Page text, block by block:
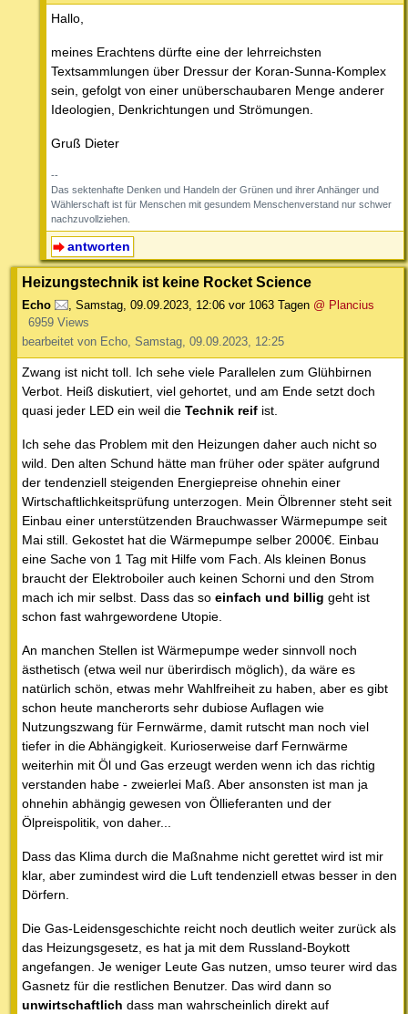
Hallo,
meines Erachtens dürfte eine der lehrreichsten
Textsammlungen über Dressur der Koran-Sunna-Komplex
sein, gefolgt von einer unüberschaubaren Menge anderer
Ideologien, Denkrichtungen und Strömungen.
Gruß Dieter
--
Das sektenhafte Denken und Handeln der Grünen und ihrer Anhänger und
Wählerschaft ist für Menschen mit gesundem Menschenverstand nur schwer
nachzuvollziehen.
antworten
Heizungstechnik ist keine Rocket Science
Echo , Samstag, 09.09.2023, 12:06 vor 1063 Tagen @ Plancius
6959 Views
bearbeitet von Echo, Samstag, 09.09.2023, 12:25
Zwang ist nicht toll. Ich sehe viele Parallelen zum Glühbirnen
Verbot. Heiß diskutiert, viel gehortet, und am Ende setzt doch
quasi jeder LED ein weil die Technik reif ist.
Ich sehe das Problem mit den Heizungen daher auch nicht so
wild. Den alten Schund hätte man früher oder später aufgrund
der tendenziell steigenden Energiepreise ohnehin einer
Wirtschaftlichkeitsprüfung unterzogen. Mein Ölbrenner steht seit
Einbau einer unterstützenden Brauchwasser Wärmepumpe seit
Mai still. Gekostet hat die Wärmepumpe selber 2000€. Einbau
eine Sache von 1 Tag mit Hilfe vom Fach. Als kleinen Bonus
braucht der Elektroboiler auch keinen Schorni und den Strom
mach ich mir selbst. Dass das so einfach und billig geht ist
schon fast wahrgewordene Utopie.
An manchen Stellen ist Wärmepumpe weder sinnvoll noch
ästhetisch (etwa weil nur überirdisch möglich), da wäre es
natürlich schön, etwas mehr Wahlfreiheit zu haben, aber es gibt
schon heute mancherorts sehr dubiose Auflagen wie
Nutzungszwang für Fernwärme, damit rutscht man noch viel
tiefer in die Abhängigkeit. Kurioserweise darf Fernwärme
weiterhin mit Öl und Gas erzeugt werden wenn ich das richtig
verstanden habe - zweierlei Maß. Aber ansonsten ist man ja
ohnehin abhängig gewesen von Öllieferanten und der
Ölpreispolitik, von daher...
Dass das Klima durch die Maßnahme nicht gerettet wird ist mir
klar, aber zumindest wird die Luft tendenziell etwas besser in den
Dörfern.
Die Gas-Leidensgeschichte reicht noch deutlich weiter zurück als
das Heizungsgesetz, es hat ja mit dem Russland-Boykott
angefangen. Je weniger Leute Gas nutzen, umso teurer wird das
Gasnetz für die restlichen Benutzer. Das wird dann so
unwirtschaftlich dass man wahrscheinlich direkt auf